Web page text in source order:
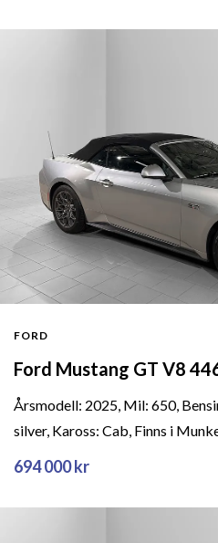
FORD
Ford Mustang GT V8
Årsmodell: 2025, Mil: 650,
silver, Kaross: Cab, Finns i
694 000 kr